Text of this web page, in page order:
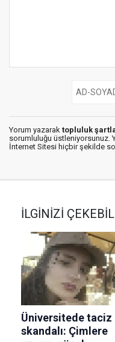
Yorum yazarak topluluk
sorumluluğu üstleniyorsunuz.
İnternet Sitesi hiçbir şekilde